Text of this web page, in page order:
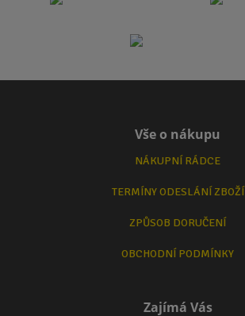
Vše o nákupu
NÁKUPNÍ RÁDCE
TERMÍNY ODESLÁNÍ ZBOŽÍ
ZPŮSOB DORUČENÍ
OBCHODNÍ PODMÍNKY
Zajímá Vás